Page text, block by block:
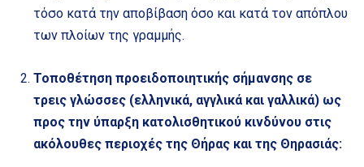
τόσο κατά την αποβίβαση όσο και κατά τον απόπλου
των πλοίων της γραμμής.
Τοποθέτηση προειδοποιητικής σήμανσης σε
τρεις γλώσσες (ελληνικά, αγγλικά και γαλλικά) ως
προς την ύπαρξη κατολισθητικού κινδύνου στις
ακόλουθες περιοχές της Θήρας και της Θηρασιάς: